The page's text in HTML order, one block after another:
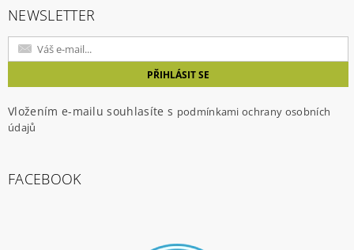
NEWSLETTER
Vložením e-mailu souhlasíte s podmínkami ochrany osobních
údajů
FACEBOOK